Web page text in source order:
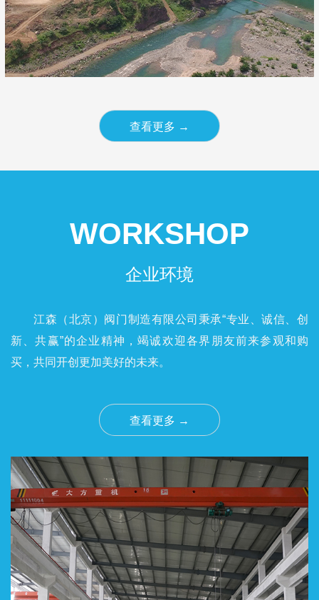
查看更多 →
WORKSHOP
企业环境
江森（北京）阀门制造有限公司秉承“专业、诚信、创
新、共赢”的企业精神，竭诚欢迎各界朋友前来参观和购
买，共同开创更加美好的未来。
查看更多 →